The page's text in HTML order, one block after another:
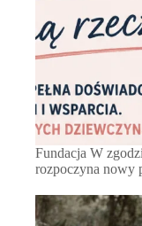
Fundacja W
rozpoczyna nowy